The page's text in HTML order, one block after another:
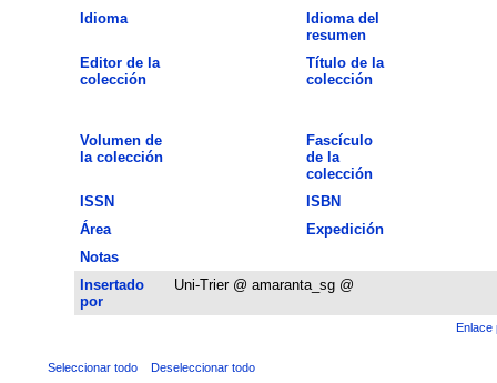
Idioma
Idioma del
resumen
Editor de la
colección
Título de la
colección
Volumen de
la colección
Fascículo
de la
colección
ISSN
ISBN
Área
Expedición
Notas
Insertado
por
Uni-Trier @ amaranta_sg @
Enlace
Seleccionar todo Deseleccionar todo